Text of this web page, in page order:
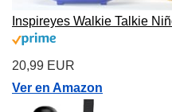
Inspireyes Walkie Talkie
20,99 EUR
Ver en Amazon